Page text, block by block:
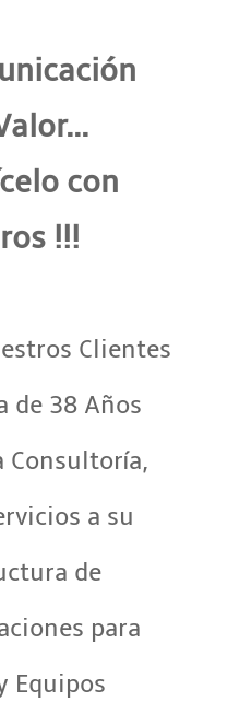
con
!!!
Clientes
de 38 Años
Consultoría,
a su
de
para
Equipos